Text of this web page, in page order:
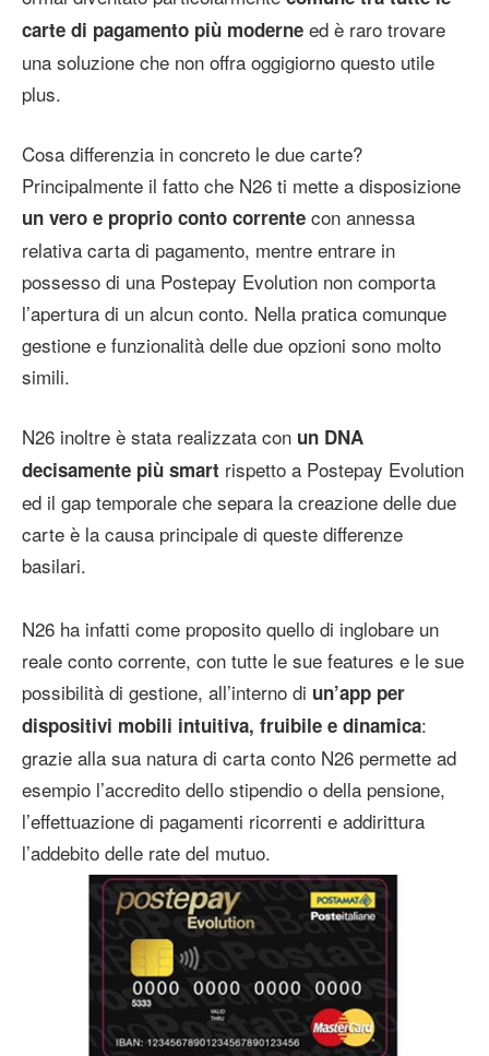
carte di pagamento più moderne ed è raro trovare
una soluzione che non offra oggigiorno questo utile
plus.
Cosa differenzia in concreto le due carte?
Principalmente il fatto che N26 ti mette a disposizione
un vero e proprio conto corrente con annessa
relativa carta di pagamento, mentre entrare in
possesso di una Postepay Evolution non comporta
l’apertura di un alcun conto. Nella pratica comunque
gestione e funzionalità delle due opzioni sono molto
simili.
N26 inoltre è stata realizzata con un DNA
decisamente più smart rispetto a Postepay Evolution
ed il gap temporale che separa la creazione delle due
carte è la causa principale di queste differenze
basilari.
N26 ha infatti come proposito quello di inglobare un
reale conto corrente, con tutte le sue features e le sue
possibilità di gestione, all’interno di un’app per
dispositivi mobili intuitiva, fruibile e dinamica:
grazie alla sua natura di carta conto N26 permette ad
esempio l’accredito dello stipendio o della pensione,
l’effettuazione di pagamenti ricorrenti e addirittura
l’addebito delle rate del mutuo.